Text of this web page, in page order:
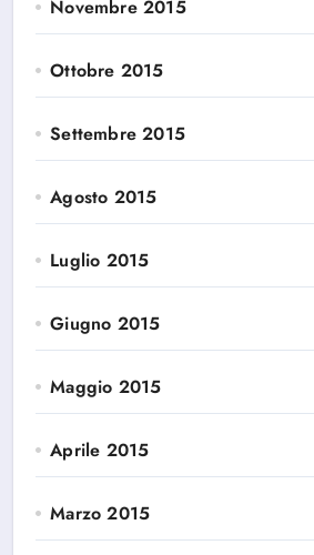
Novembre 2015
Ottobre 2015
Settembre 2015
Agosto 2015
Luglio 2015
Giugno 2015
Maggio 2015
Aprile 2015
Marzo 2015